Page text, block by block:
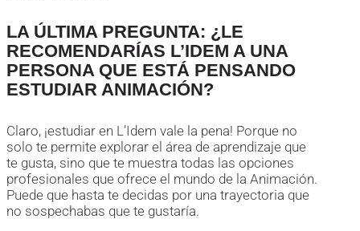
LA ÚLTIMA PREGUNTA: ¿LE
RECOMENDARÍAS L’IDEM A UNA
PERSONA QUE ESTÁ PENSANDO
ESTUDIAR ANIMACIÓN?
Claro, ¡estudiar en L’Idem vale la pena! Porque no
solo te permite explorar el área de aprendizaje que
te gusta, sino que te muestra todas las opciones
profesionales que ofrece el mundo de la Animación.
Puede que hasta te decidas por una trayectoria que
no sospechabas que te gustaría.